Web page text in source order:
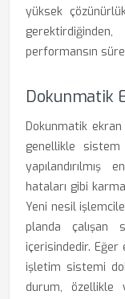
yüksek
performansın
Dokunmatik
Dokunmatik
genellikle sistem
hataları gibi
Yeni nesil
planda çalışan
içerisindedir. Eğer
işletim sistemi
durum, özellikle